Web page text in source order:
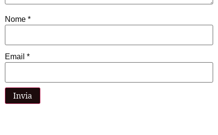
Nome *
Email *